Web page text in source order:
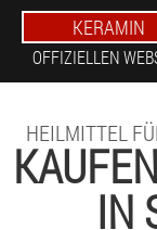
KERAMIN
OFFIZIELLEN
HEILMITTEL
IN